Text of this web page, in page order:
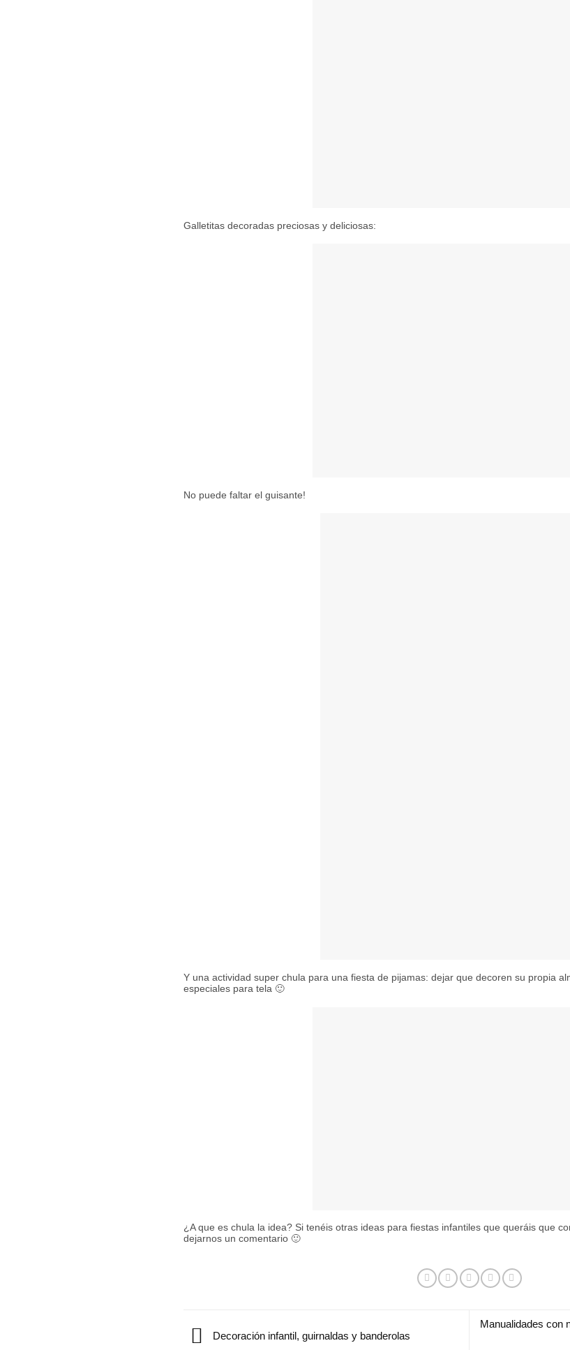
Galletitas decoradas preciosas y deliciosas:
No puede faltar el guisante!
Y una actividad super chula para una fiesta de pijamas: dejar que decoren su propia
especiales para tela 🙂
¿A que es chula la idea? Si tenéis otras ideas para fiestas infantiles que queráis que
dejarnos un comentario 🙂
Decoración infantil, guirnaldas y banderolas
Manualidades con